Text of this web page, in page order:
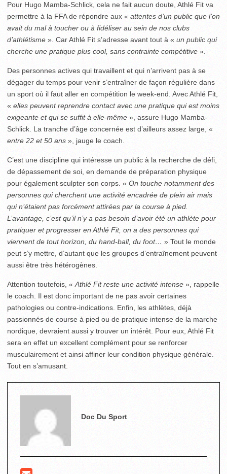
Pour Hugo Mamba-Schlick, cela ne fait aucun doute, Athlé Fit va
permettre à la FFA de répondre aux « attentes d’un public que l’on
avait du mal à toucher ou à fidéliser au sein de nos clubs
d’athlétisme ». Car Athlé Fit s’adresse avant tout à « un public qui
cherche une pratique plus cool, sans contrainte compétitive ».
Des personnes actives qui travaillent et qui n’arrivent pas à se
dégager du temps pour venir s’entraîner de façon régulière dans
un sport où il faut aller en compétition le week-end. Avec Athlé Fit,
« elles peuvent reprendre contact avec une pratique qui est moins
exigeante et qui se suffit à elle-même », assure Hugo Mamba-
Schlick. La tranche d’âge concernée est d’ailleurs assez large, «
entre 22 et 50 ans », jauge le coach.
C’est une discipline qui intéresse un public à la recherche de défi,
de dépassement de soi, en demande de préparation physique
pour également sculpter son corps. « On touche notamment des
personnes qui cherchent une activité encadrée de plein air mais
qui n’étaient pas forcément attirées par la course à pied.
L’avantage, c’est qu’il n’y a pas besoin d’avoir été un athlète pour
pratiquer et progresser en Athlé Fit, on a des personnes qui
viennent de tout horizon, du hand-ball, du foot… » Tout le monde
peut s’y mettre, d’autant que les groupes d’entraînement peuvent
aussi être très hétérogènes.
Attention toutefois, « Athlé Fit reste une activité intense », rappelle
le coach. Il est donc important de ne pas avoir certaines
pathologies ou contre-indications. Enfin, les athlètes, déjà
passionnés de course à pied ou de pratique intense de la marche
nordique, devraient aussi y trouver un intérêt. Pour eux, Athlé Fit
sera en effet un excellent complément pour se renforcer
musculairement et ainsi affiner leur condition physique générale.
Tout en s’amusant.
Doc Du Sport